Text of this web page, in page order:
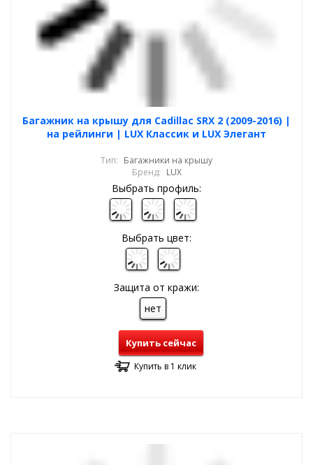
Багажник на крышу для Cadillac SRX 2 (2009-2016) |
на рейлинги | LUX Классик и LUX Элегант
Тип: Багажники на крышу
Бренд: LUX
Выбрать профиль:
Выбрать цвет:
Защита от кражи:
нет
Купить сейчас
Купить в 1 клик